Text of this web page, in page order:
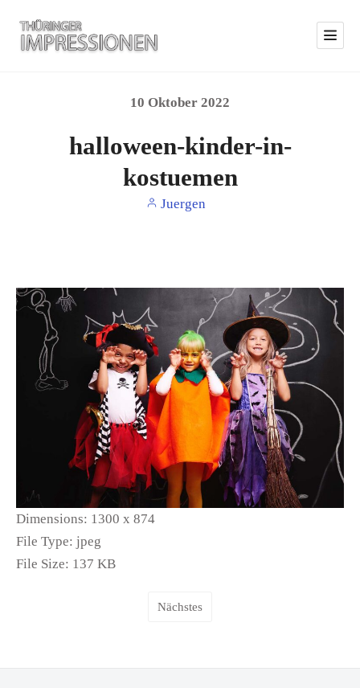
10 Oktober 2022
halloween-kinder-in-
kostuemen
Juergen
Dimensions: 1300 x 874
File Type: jpeg
File Size: 137 KB
Nächstes